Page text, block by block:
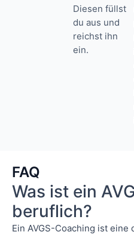
Diesen füllst
du aus und
reichst ihn
ein.
FAQ
Was ist ein
beruflich?
Ein AVGS-Coaching ist